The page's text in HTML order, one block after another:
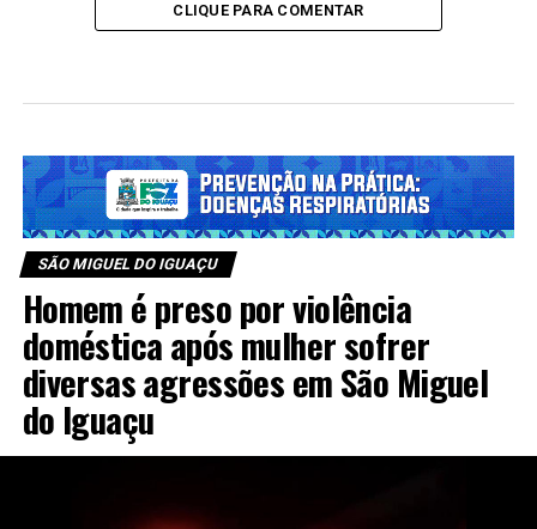
CLIQUE PARA COMENTAR
SÃO MIGUEL DO IGUAÇU
Homem é preso por violência
doméstica após mulher sofrer
diversas agressões em São Miguel
do Iguaçu